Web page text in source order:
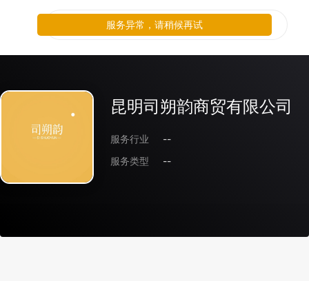
昆明司朔韵商贸有限公司
服务行业
--
服务类型
--
服务异常，请稍候再试